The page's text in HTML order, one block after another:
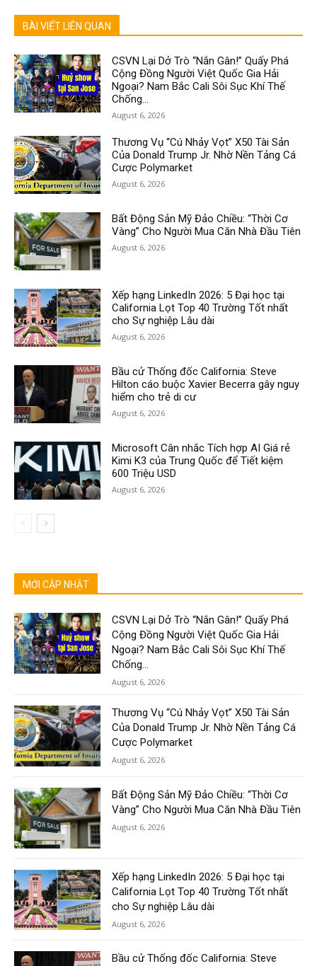
BÀI VIẾT LIÊN QUAN
CSVN Lại Dở Trò “Nắn Gân!” Quấy Phá
Cộng Đồng Người Việt Quốc Gia Hải
Ngoại? Nam Bắc Cali Sôi Sục Khí Thế
Chống...
August 6, 2026
Thương Vụ “Cú Nhảy Vọt” X50 Tài Sản
Của Donald Trump Jr. Nhờ Nền Tảng Cá
Cược Polymarket
August 6, 2026
Bất Động Sản Mỹ Đảo Chiều: “Thời Cơ
Vàng” Cho Người Mua Căn Nhà Đầu Tiên
August 6, 2026
Xếp hạng LinkedIn 2026: 5 Đại học tại
California Lọt Top 40 Trường Tốt nhất
cho Sự nghiệp Lâu dài
August 6, 2026
Bầu cử Thống đốc California: Steve
Hilton cáo buộc Xavier Becerra gây nguy
hiểm cho trẻ di cư
August 6, 2026
Microsoft Cân nhắc Tích hợp AI Giá rẻ
Kimi K3 của Trung Quốc để Tiết kiệm
600 Triệu USD
August 6, 2026
MỚI CẬP NHẬT
CSVN Lại Dở Trò “Nắn Gân!” Quấy Phá
Cộng Đồng Người Việt Quốc Gia Hải
Ngoại? Nam Bắc Cali Sôi Sục Khí Thế
Chống...
August 6, 2026
Thương Vụ “Cú Nhảy Vọt” X50 Tài Sản
Của Donald Trump Jr. Nhờ Nền Tảng Cá
Cược Polymarket
August 6, 2026
Bất Động Sản Mỹ Đảo Chiều: “Thời Cơ
Vàng” Cho Người Mua Căn Nhà Đầu Tiên
August 6, 2026
Xếp hạng LinkedIn 2026: 5 Đại học tại
California Lọt Top 40 Trường Tốt nhất
cho Sự nghiệp Lâu dài
August 6, 2026
Bầu cử Thống đốc California: Steve